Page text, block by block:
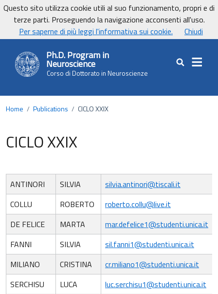
Vai ai contenuti
Vai al footer
UnicaNews
Ph.D. Program in
Neuroscience
Corso di Dottorato in Neuroscienze
Cerca nel sito
Home / Publications / CICLO XXIX
CICLO XXIX
ANTINORI SILVIA
silvia.antinori@tiscali.it
COLLU
ROBERTO
roberto.collu@live.it
DE FELICE
MARTA
mar.defelice1@studenti.unica.it
FANNI
SILVIA
sil.fanni1@studenti.unica.it
MILIANO
CRISTINA
cr.miliano1@studenti.unica.it
SERCHISU
LUCA
luc.serchisu1@studenti.unica.it
Questo sito utilizza cookie utili al suo funzionamento, propri e di
terze parti. Proseguendo la navigazione acconsenti all'uso.
Per saperne di più leggi l'informativa sui cookie.
Chiudi